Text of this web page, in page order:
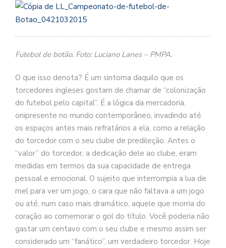
Futebol de botão. Foto: Luciano Lanes – PMPA.
O que isso denota? É um sintoma daquilo que os
torcedores ingleses gostam de chamar de “colonização
do futebol pelo capital”. É a lógica da mercadoria,
onipresente no mundo contemporâneo, invadindo até
os espaços antes mais refratários a ela, como a relação
do torcedor com o seu clube de predileção. Antes o
“valor” do torcedor, a dedicação dele ao clube, eram
medidas em termos da sua capacidade de entrega
pessoal e emocional. O sujeito que interrompia a lua de
mel para ver um jogo, o cara que não faltava a um jogo
ou até, num caso mais dramático, aquele que morria do
coração ao comemorar o gol do título. Você poderia não
gastar um centavo com o seu clube e mesmo assim ser
considerado um “fanático”, um verdadeiro torcedor. Hoje